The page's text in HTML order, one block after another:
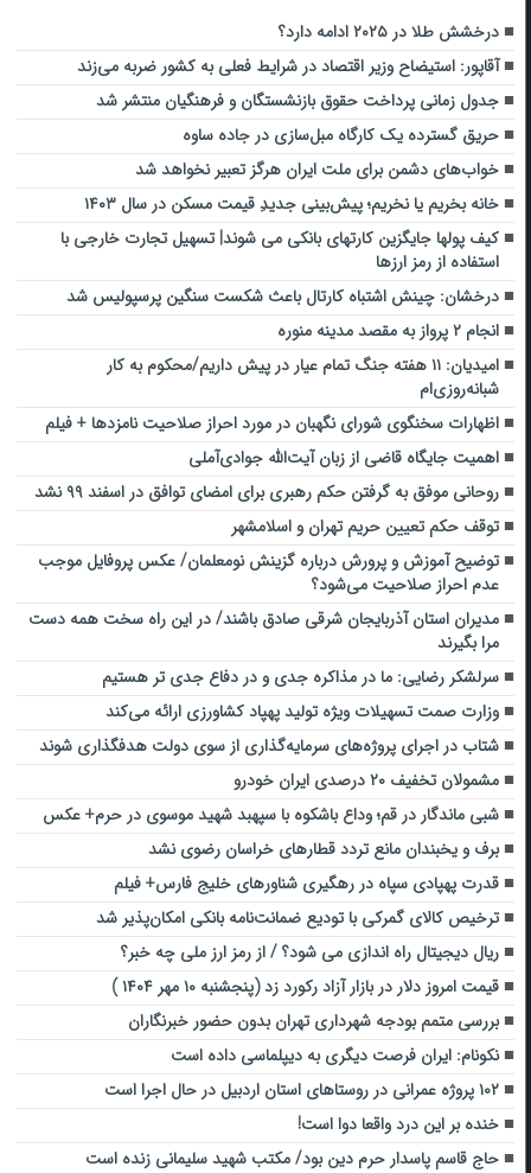
درخشش طلا در ۲۰۲۵ ادامه دارد؟
آقاپور: استیضاح وزیر اقتصاد در شرایط فعلی به کشور ضربه می‌زند
جدول زمانی پرداخت حقوق بازنشستگان و فرهنگیان منتشر شد
حریق گسترده یک کارگاه مبل‌سازی در جاده ساوه
خواب‌های دشمن برای ملت ایران هرگز تعبیر نخواهد شد
خانه بخریم یا نخریم؛ پیش‌بینی جدیدِ قیمت مسکن در سال ۱۴۰۳
کیف پولها جایگزین کارتهای بانکی می شوند| تسهیل تجارت خارجی با
استفاده از رمز ارزها
درخشان: چینش اشتباه کارتال باعث شکست سنگین پرسپولیس شد
انجام ۲ پرواز به مقصد مدینه منوره
امیدیان: ۱۱ هفته جنگ تمام عیار در پیش داریم/محکوم به کار
شبانه‌روزی‌ام
اظهارات سخنگوی شورای نگهبان در مورد احراز صلاحیت نامزدها + فیلم
اهمیت جایگاه قاضی از زبان آیت‌الله جوادی‌آملی
روحانی موفق به گرفتن حکم رهبری برای امضای توافق در اسفند ۹۹ نشد
توقف حکم تعیین حریم تهران و اسلامشهر
توضیح آموزش و پرورش درباره گزینش نومعلمان/ عکس پروفایل موجب
عدم احراز صلاحیت می‌شود؟
مدیران استان آذربایجان شرقی صادق باشند/ در این راه سخت همه دست
مرا بگیرند
سرلشکر رضایی: ما در مذاکره جدی و در دفاع جدی تر هستیم
وزارت صمت تسهیلات ویژه تولید پهپاد کشاورزی ارائه می‌کند
شتاب در اجرای پروژه‌های سرمایه‌گذاری از سوی دولت هدفگذاری شوند
مشمولان تخفیف ۲۰ درصدی ایران خودرو
شبی ماندگار در قم؛ وداع باشکوه با سپهبد شهید موسوی در حرم+ عکس
برف و یخبندان مانع تردد قطارهای خراسان رضوی نشد
قدرت پهپادی سپاه در رهگیری شناورهای خلیج فارس+ فیلم
ترخیص کالای گمرکی با تودیع ضمانت‌نامه بانکی امکان‌پذیر شد
ریال دیجیتال راه اندازی می شود؟ / از رمز ارز ملی چه خبر؟
قیمت امروز دلار در بازار آزاد رکورد زد (پنجشنبه ۱۰ مهر ۱۴۰۴ )
بررسی متمم بودجه شهرداری تهران بدون حضور خبرنگاران
نکونام: ایران فرصت دیگری به دیپلماسی داده است
۱۰۲ پروژه عمرانی در روستاهای استان اردبیل در حال اجرا است
خنده بر این درد واقعا دوا است!
حاج قاسم پاسدار حرم دین بود/ مکتب شهید سلیمانی زنده است